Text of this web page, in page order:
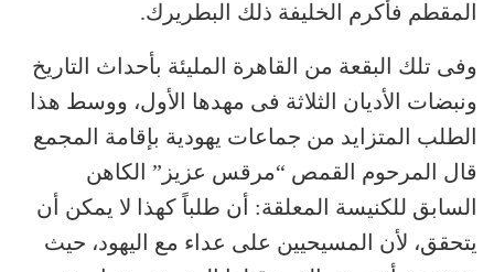
المقطم فأكرم الخليفة ذلك البطريرك.
وفى تلك البقعة من القاهرة المليئة بأحداث التاريخ
ونبضات الأديان الثلاثة فى مهدها الأول، ووسط هذا
الطلب المتزايد من جماعات يهودية بإقامة المجمع
قال المرحوم القمص “مرقس عزيز” الكاهن
السابق للكنيسة المعلقة: أن طلباً كهذا لا يمكن أن
يتحقق، لأن المسيحيين على عداء مع اليهود، حيث